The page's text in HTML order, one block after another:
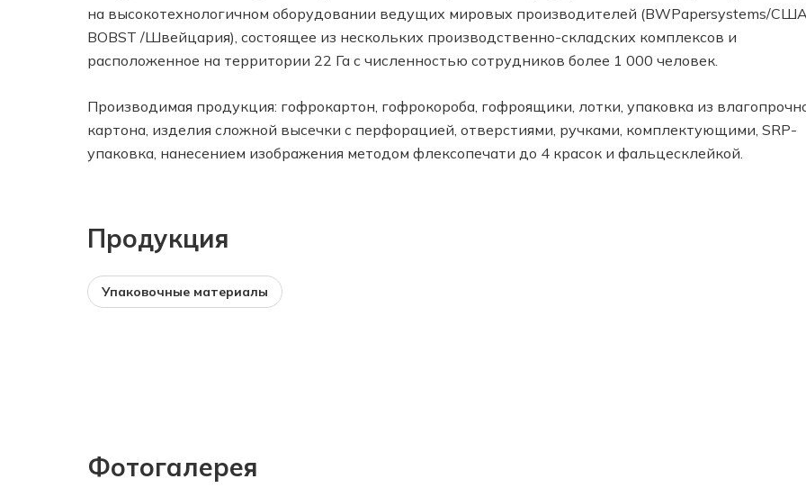
на высокотехнологичном оборудовании ведущих мировых производителей (BWPapersystems/
BOBST /Швейцария), состоящее из нескольких производственно-складских комплексов и
расположенное на территории 22 Га с численностью сотрудников более 1 000 человек.
Производимая продукция: гофрокартон, гофрокороба, гофроящики, лотки, упаковка из
картона, изделия сложной высечки с перфорацией, отверстиями, ручками, комплектующими, SRP-
упаковка, нанесением изображения методом флексопечати до 4 красок и фальцесклейкой.
Продукция
Упаковочные материалы
Фотогалерея